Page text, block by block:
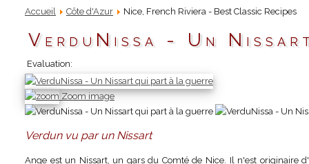
Accueil Côte d'Azur Nice, French Riviera - Best Classic Recipes
VerduNissa - Un
Evaluation:
Zoom image
Verdun vu par un Nissart
Ange est un Nissart, un gars du Comté de Nice. Il n'est